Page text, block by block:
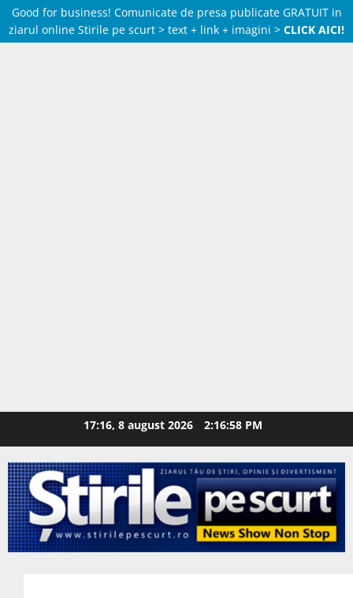
Good for business! Comunicate de presa publicate GRATUIT in
ziarul online Stirile pe scurt > text + link + imagini > CLICK AICI!
17:16, 8 august 2026 2:16:59 PM